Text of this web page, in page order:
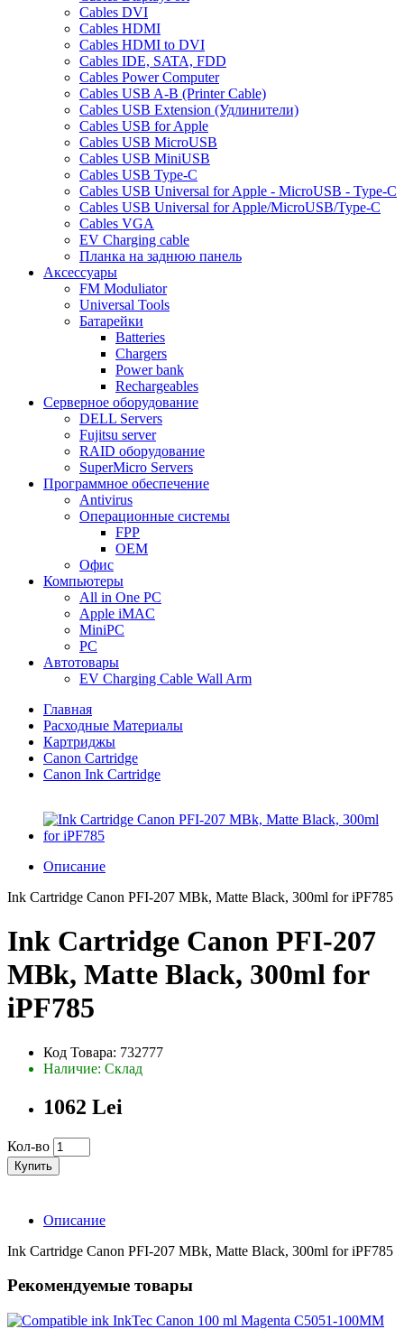
Cables DVI
Cables HDMI
Cables HDMI to DVI
Cables IDE, SATA, FDD
Cables Power Computer
Cables USB A-B (Printer Cable)
Cables USB Extension (Удлинители)
Cables USB for Apple
Cables USB MicroUSB
Cables USB MiniUSB
Cables USB Type-C
Cables USB Universal for Apple - MicroUSB - Type-C
Cables USB Universal for Apple/MicroUSB/Type-C
Cables VGA
EV Charging cable
Планка на заднюю панель
Аксессуары
FM Moduliator
Universal Tools
Батарейки
Batteries
Chargers
Power bank
Rechargeables
Серверное оборудование
DELL Servers
Fujitsu server
RAID оборудование
SuperMicro Servers
Программное обеспечение
Antivirus
Операционные системы
FPP
OEM
Офис
Компьютеры
All in One PC
Apple iMAC
MiniPC
PC
Автотовары
EV Charging Cable Wall Arm
Главная
Расходные Материалы
Картриджы
Canon Cartridge
Canon Ink Cartridge
Описание
Ink Cartridge Canon PFI-207 MBk, Matte Black, 300ml for iPF785
Ink Cartridge Canon PFI-207
MBk, Matte Black, 300ml for
iPF785
Код Товара: 732777
Наличие: Склад
1062 Lei
Кол-во
Купить
Описание
Ink Cartridge Canon PFI-207 MBk, Matte Black, 300ml for iPF785
Рекомендуемые товары